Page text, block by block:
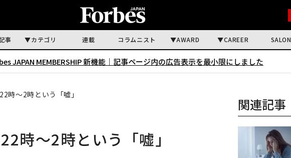
事 カテゴリ 連載 コラムニスト AWARD CAREER SALON
JAPAN MEMBERSHIP 新機能｜ 記事ページ内の広告表示を最小限にしました
時〜2時という「嘘」
時〜2時という「嘘」
関連記事